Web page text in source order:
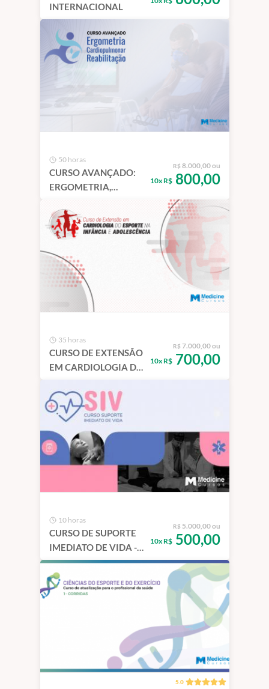
INTERNACIONAL
50 horas
CURSO AVANÇADO:
ERGOMETRIA,
REABILITAÇÃO
R$ 8.000,00 ou
10x R$800,00
35 horas
CURSO DE EXTENSÃO
EM CARDIOLOGIA DO
INFÂNCIA E
ADOLESCÊNCIA
R$ 7.000,00 ou
10x R$700,00
10 horas
CURSO DE SUPORTE
IMEDIATO DE VIDA -
SIV
R$ 5.000,00 ou
10x R$500,00
5.0